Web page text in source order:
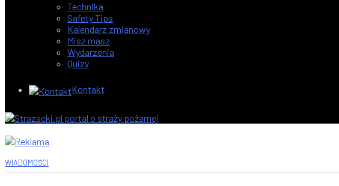
Technika
Safety Tips
Kalendarz zmianowy
Misz masz
Wydarzenia
Quizy
Kontakt
WIADOMOŚCI